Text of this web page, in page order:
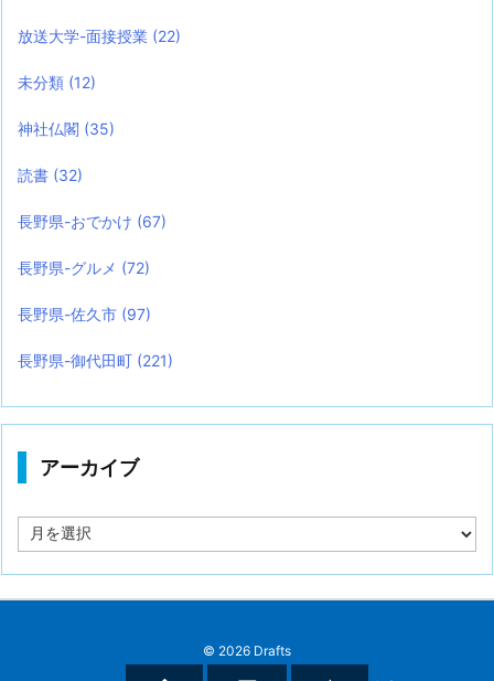
放送大学-面接授業 (22)
未分類 (12)
神社仏閣 (35)
読書 (32)
長野県-おでかけ (67)
長野県-グルメ (72)
長野県-佐久市 (97)
長野県-御代田町 (221)
アーカイブ
ー
© 2026 Drafts